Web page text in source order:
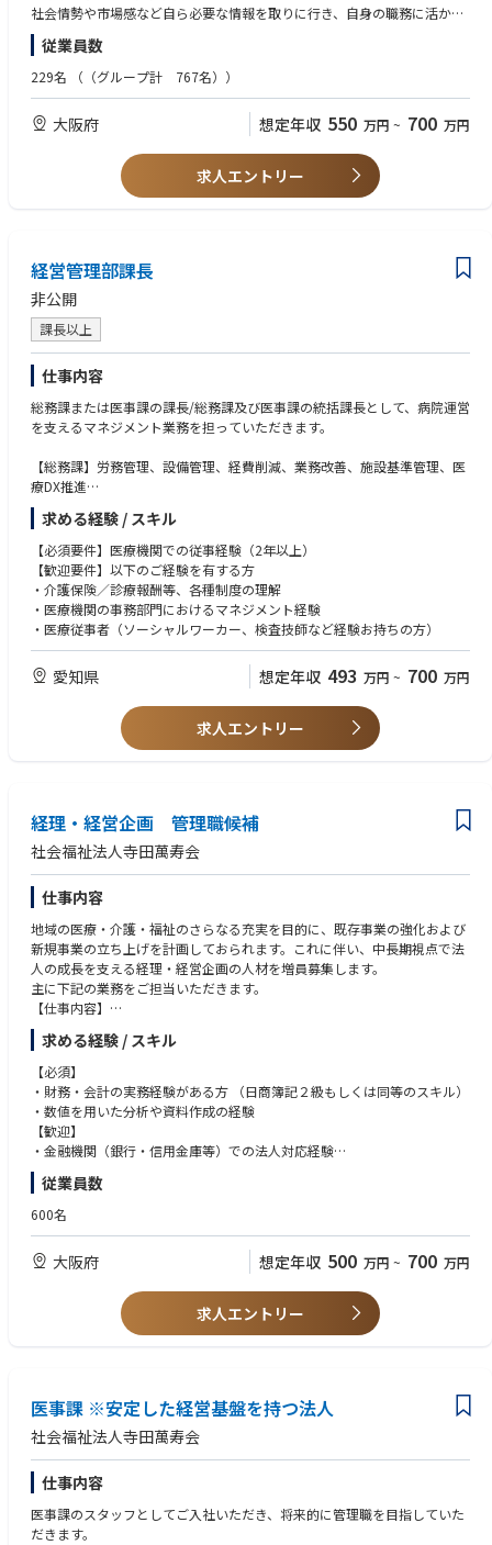
■事業部の強み
みに、行政や病院と協働。経営や財務など多角的な視点から、地域医療の
計画を立てるだけでなく「実際の体制づくり（計画の実現）」まで一気通
貫で支援できる総合力が強みです。
■組織構成
・データ分析チーム
・業務プロセスチーム
・病床再編のシミュレーション等の作成
・医療機関・自治体
・都道府県との協議や打合せ
・医療計画・再編計画などのストーリー設計と文書化
・住民説明や議会説明に向けた検討資料の作成支援
・社内外の専門家との連携
・チームマネジメント（経験に応じて）
社会情勢や市場感など自ら必要な情報を取りに行き、自身の職務に活かし
た経験
・企画構想と遂行力
課題や目的に対して、論点を整理して自ら考えた企画を提案して泥臭く遂
・医療業界 or コンサル業界での勤務経験
・病院経営に携わった経験（医事課・医療事務など）
・医療経営士の資格取得
従業員数
229名 （（グループ計 767名））
大阪府 想定年収 550 万円 ~ 700 万円
求人エントリー
経営管理部課長
非公開
課長以上
仕事内容
総務課または医事課の課長/総務課及び医事課の統括課長として、病院運営
を支えるマネジメント業務を担っていただきます。
【総務課】労務管理、設備管理、経費削減、業務改善、施設基準管理、医
療DX推進
【医事課】医療保険制度、診療報酬制度に基づき、適性な医業収益確保、
医事課職員の育成
将来的には、総務課・医事課を統括する経営管理部長として、病院運営全
般に携わっていただくことを期待しています。
求める経験 / スキル
【必須要件】医療機関での従事経験（2年以上）
【歓迎要件】以下のご経験を有する方
・介護保険／診療報酬等、各種制度の理解
・医療機関の事務部門におけるマネジメント経験
・医療従事者（ソーシャルワーカー、検査技師など経験お持ちの方）
愛知県 想定年収 493 万円 ~ 700 万円
求人エントリー
経理・経営企画 管理職候補
社会福祉法人寺田萬寿会
仕事内容
地域の医療・介護・福祉のさらなる充実を目的に、既存事業の強化および
新規事業の立ち上げを計画しておられます。これに伴い、中長期視点で法
人の成長を支える経理・経営企画の人材を増員募集します。
主に下記の業務をご担当いただきます。
【仕事内容】
・新規事業および既存事業拡大に向けた財務戦略・中長期の資金計画の立
案
・事業計画（収支計画）の作成、数値シミュレーション
・予実管理、事業別の収益分析
・経営会議への参加、資料作成
・補助金・助成金に関する情報収集および活用検討
・その他、経営企画業務全般、付随業務
【組織体制】
経理課・経営企画室8名
求める経験 / スキル
【必須】
・財務・会計の実務経験がある方 （日商簿記２級もしくは同等のスキル）
・数値を用いた分析や資料作成の経験
【歓迎】
・金融機関（銀行・信用金庫等）での法人対応経験
・事業計画策定、資金計画に関わった経験
・医療機関もしくは介護福祉施設での実務経験者
従業員数
600名
大阪府 想定年収 500 万円 ~ 700 万円
求人エントリー
医事課 ※安定した経営基盤を持つ法人
社会福祉法人寺田萬寿会
仕事内容
医事課のスタッフとしてご入社いただき、将来的に管理職を目指していた
だきます。